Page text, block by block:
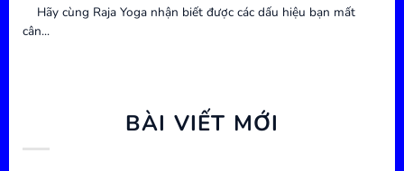
Hãy cùng Raja Yoga nhận biết được các dấu hiệu bạn mất
cân...
BÀI VIẾT MỚI